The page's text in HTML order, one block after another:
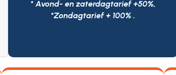
* Avond- en zaterdagtarief +50%,
*Zondagtarief + 100% .